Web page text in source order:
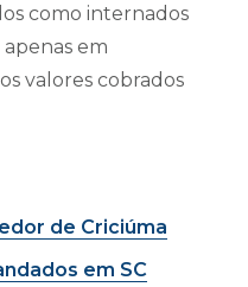
como internados
em
valores cobrados
de Criciúma
em SC